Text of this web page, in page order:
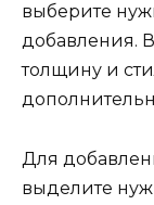
выберите
добавления.
толщину и
Для
выделите